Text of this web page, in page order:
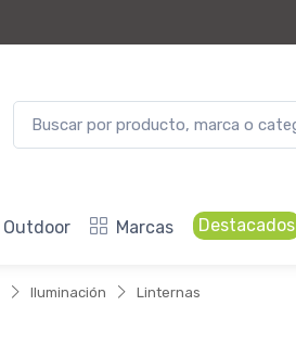
Outdoor Marcas Destacados
Iluminación Linternas